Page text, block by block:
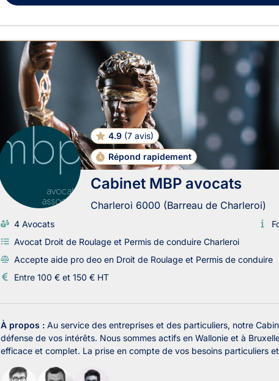
4.9 (7 avis)
Répond rapidement
Cabinet MBP avocats
Charleroi 6000 (Barreau de Charleroi)
4 Avocats
Avocat Droit de Roulage et Permis de conduire Charleroi
Accepte aide pro deo en Droit de Roulage et Permis de conduire
Entre 100 € et 150 € HT
À propos : Au service des entreprises et des particuliers, notre
défense de vos intérêts. Nous sommes actifs en Wallonie et à
efficace et complet. La prise en compte de vos besoins particuliers